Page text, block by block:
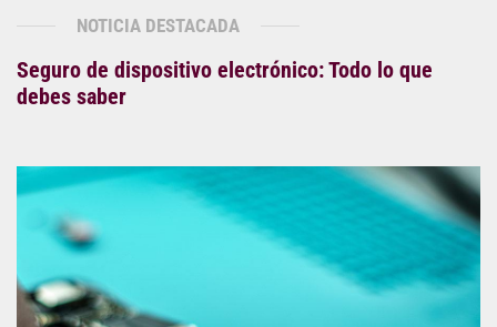
NOTICIA DESTACADA
Seguro de dispositivo electrónico: Todo lo que
debes saber